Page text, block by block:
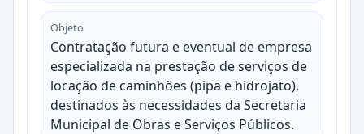
Objeto
Contratação futura e eventual de empresa
especializada na prestação de serviços de
locação de caminhões (pipa e hidrojato),
destinados às necessidades da Secretaria
Municipal de Obras e Serviços Públicos.